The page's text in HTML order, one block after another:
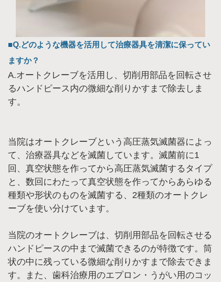
Q.どのような機器を活用して治療器具を清潔に保ってい
ますか？
A.オートクレーブを活用し、切削用部品を回転させ
るハンドピース内の微細な削りかすまで除去しま
す。
当院はオートクレーブという高圧蒸気滅菌器によっ
て、治療器具などを滅菌しています。滅菌前に1
回、真空状態を作ってから高圧蒸気滅菌するタイプ
と、数回にわたって真空状態を作ってからあらゆる
種類や形状のものを滅菌する、2種類のオートクレ
ーブを使い分けています。
当院のオートクレーブは、切削用部品を回転させる
ハンドピースの中まで滅菌できるのが特徴です。筒
状の中に残っている微細な削りかすまで除去できま
す。また、歯科治療用のエプロン・うがい用のコッ